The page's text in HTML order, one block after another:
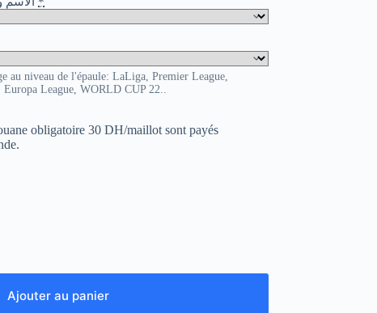
au niveau de l'épaule: LaLiga, Premier League,
League, WORLD CUP 22..
obligatoire 30 DH/maillot sont payés
Ajouter au panier